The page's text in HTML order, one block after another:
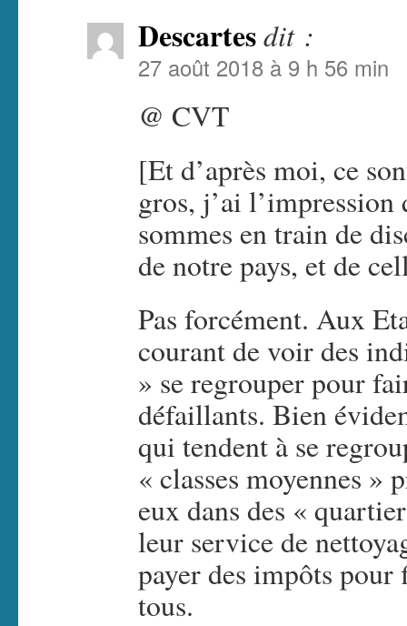
Descartesdit :
27 août 2018 à 9 h 56 min
@ CVT
[Et d’après moi, ce
gros, j’ai
sommes en train de
de notre pays, et de
Pas forcément. Aux
courant de voir des
» se regrouper pour
défaillants. Bien
qui tendent à se
« classes moyennes »
eux dans des «
leur service de
payer des impôts pour
tous.